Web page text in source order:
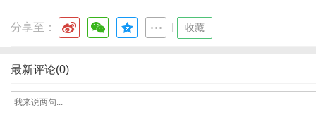
分享至： 收藏
最新评论(0)